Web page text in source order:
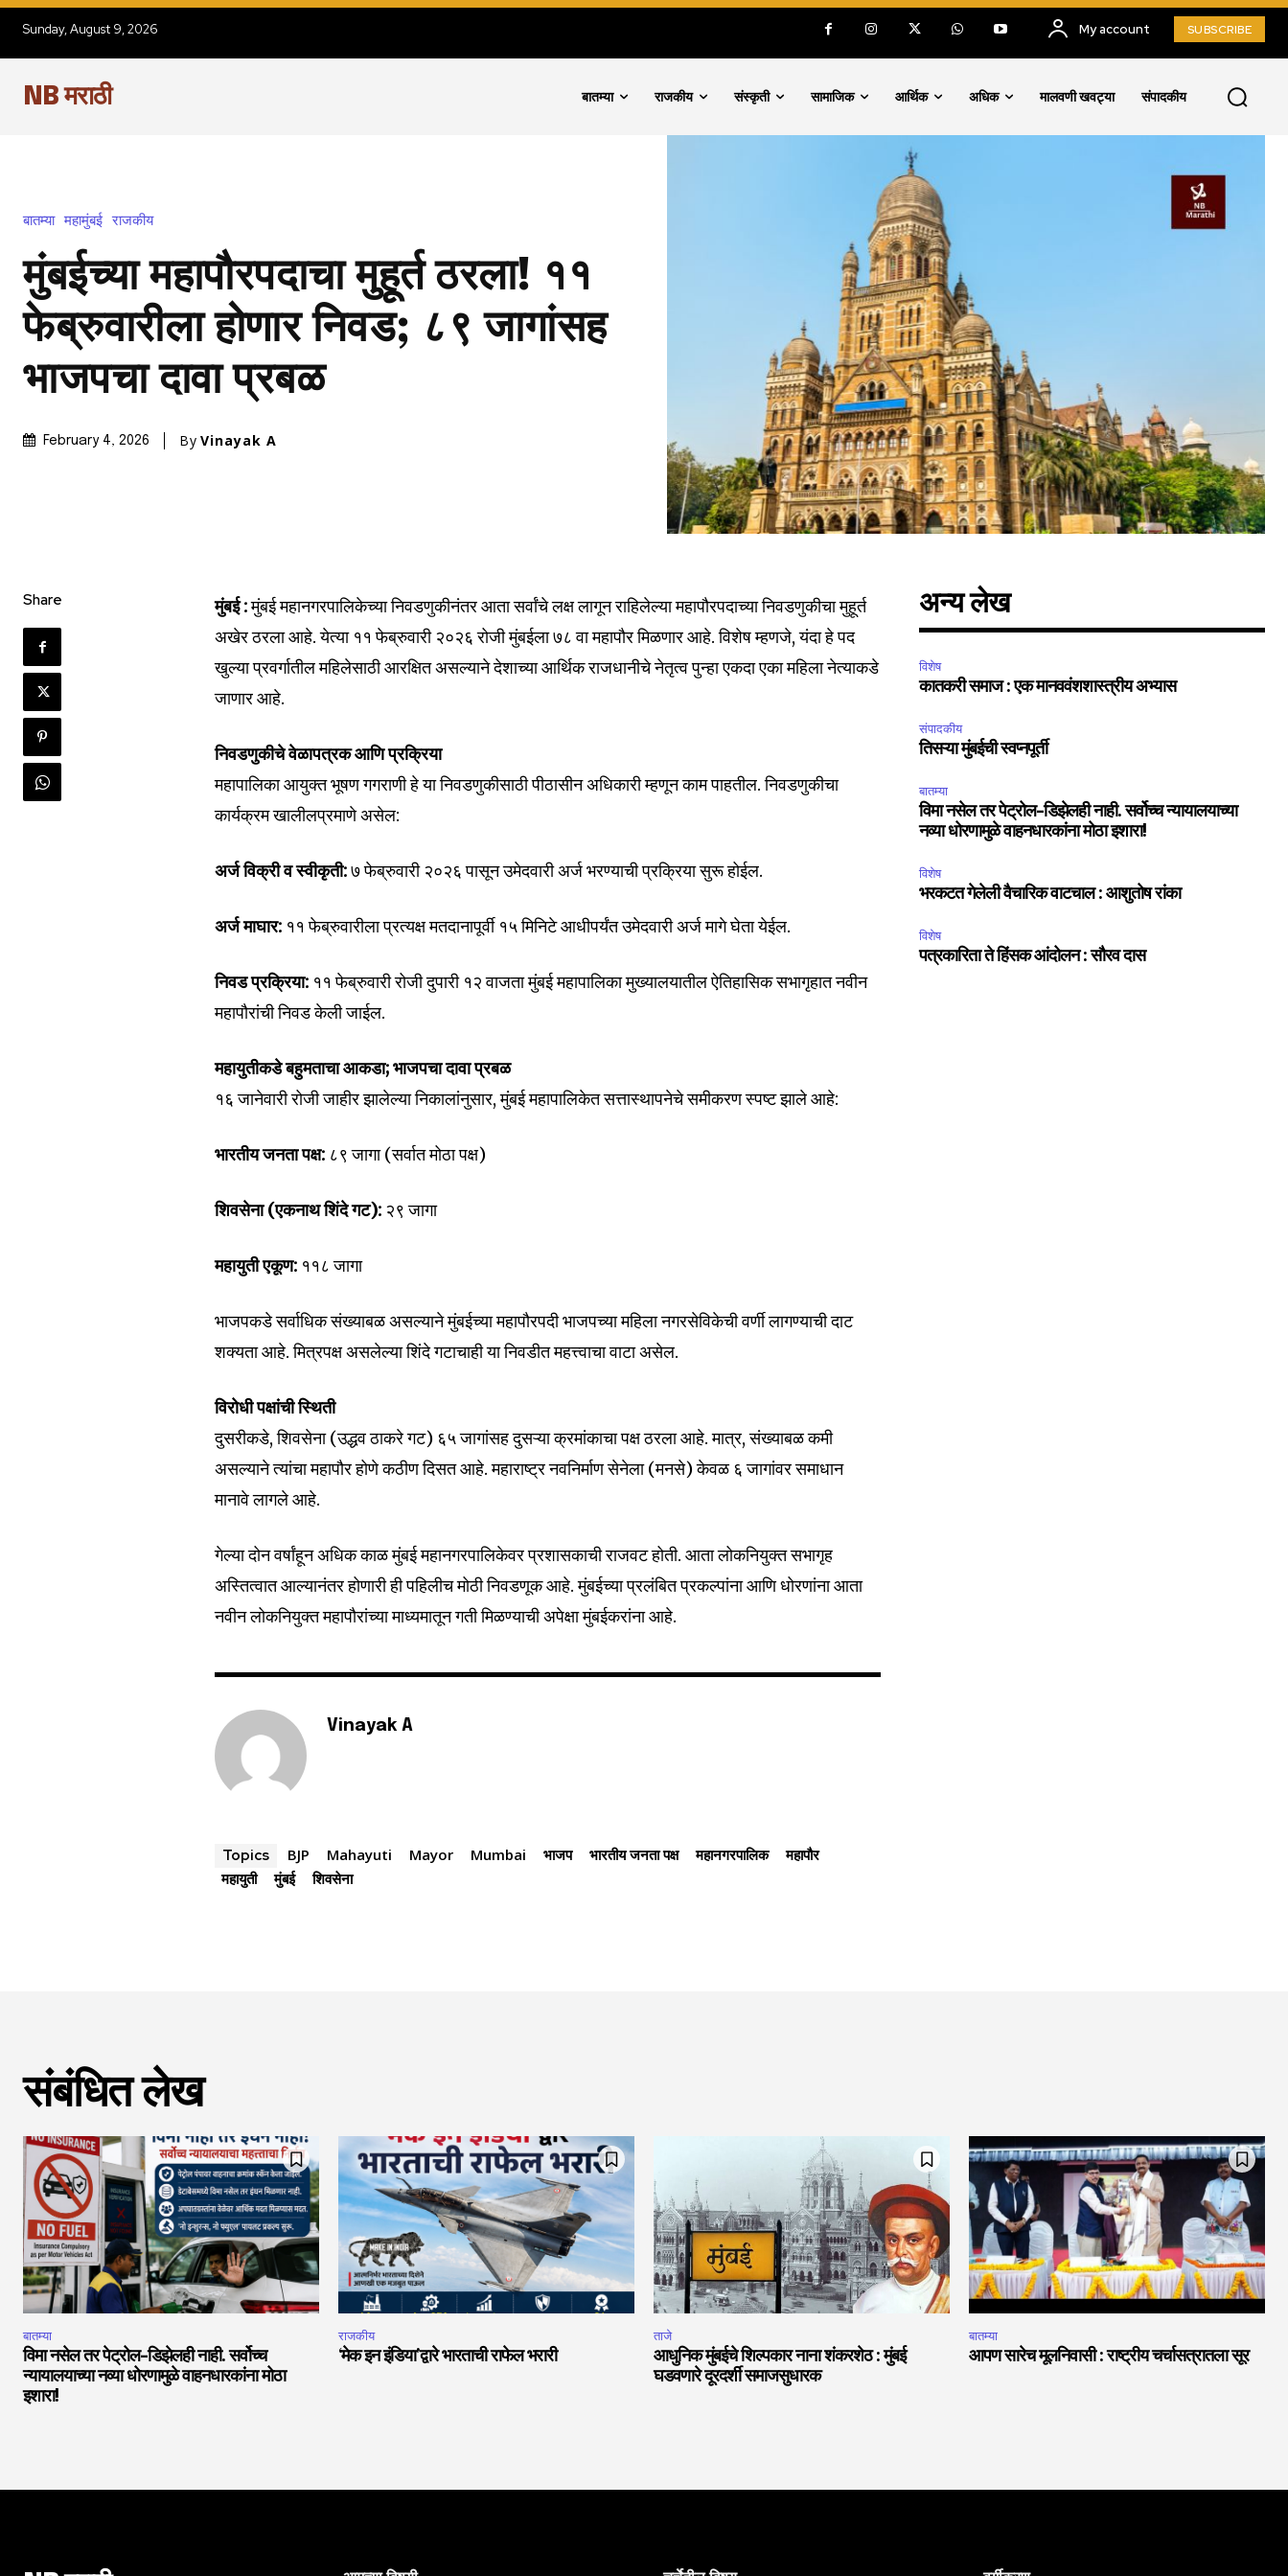
Join our community of
SUBSCRIBERS and be part
of the conversation.
the subscribe button below. Don't worry, we respect your privacy and
won't spam your inbox. Your information is safe with us.
6,300
Sunday, August 9, 2026 My account SUBSCRIBE
NB मराठी बातम्या राजकीय संस्कृती सामाजिक आर्थिक अधिक मालवणी खवट्या संपादकीय
बातम्या महामुंबई राजकीय
मुंबईच्या महापौरपदाचा मुहूर्त ठरला! ११
फेब्रुवारीला होणार निवड; ८९ जागांसह
भाजपचा दावा प्रबळ
February 4, 2026 By Vinayak A
Share मुंबई :मुंबई महानगरपालिकेच्या निवडणुकीनंतर आता सर्वांचे लक्ष लागून राहिलेल्या महापौरपदाच्या निवडणुकीचा मुहूर्त
अखेर ठरला आहे. येत्या ११ फेब्रुवारी २०२६ रोजी मुंबईला ७८ वा महापौर मिळणार आहे. विशेष म्हणजे, यंदा हे पद
खुल्या प्रवर्गातील महिलेसाठी आरक्षित असल्याने देशाच्या आर्थिक राजधानीचे नेतृत्व पुन्हा एकदा एका महिला नेत्याकडे
जाणार आहे.
निवडणुकीचे वेळापत्रक आणि प्रक्रिया
महापालिका आयुक्त भूषण गगराणी हे या निवडणुकीसाठी पीठासीन अधिकारी म्हणून काम पाहतील. निवडणुकीचा
कार्यक्रम खालीलप्रमाणे असेल:
अर्ज विक्री व स्वीकृती:७ फेब्रुवारी २०२६ पासून उमेदवारी अर्ज भरण्याची प्रक्रिया सुरू होईल.
अर्ज माघार: ११ फेब्रुवारीला प्रत्यक्ष मतदानापूर्वी १५ मिनिटे आधीपर्यंत उमेदवारी अर्ज मागे घेता येईल.
निवड प्रक्रिया: ११ फेब्रुवारी रोजी दुपारी १२ वाजता मुंबई महापालिका मुख्यालयातील ऐतिहासिक सभागृहात नवीन
महापौरांची निवड केली जाईल.
महायुतीकडे बहुमताचा आकडा; भाजपचा दावा प्रबळ
१६ जानेवारी रोजी जाहीर झालेल्या निकालांनुसार, मुंबई महापालिकेत सत्तास्थापनेचे समीकरण स्पष्ट झाले आहे:
भारतीय जनता पक्ष: ८९ जागा (सर्वात मोठा पक्ष)
शिवसेना (एकनाथ शिंदे गट): २९ जागा
महायुती एकूण: ११८ जागा
भाजपकडे सर्वाधिक संख्याबळ असल्याने मुंबईच्या महापौरपदी भाजपच्या महिला नगरसेविकेची वर्णी लागण्याची दाट
शक्यता आहे. मित्रपक्ष असलेल्या शिंदे गटाचाही या निवडीत महत्त्वाचा वाटा असेल.
विरोधी पक्षांची स्थिती
दुसरीकडे, शिवसेना (उद्धव ठाकरे गट) ६५ जागांसह दुसऱ्या क्रमांकाचा पक्ष ठरला आहे. मात्र, संख्याबळ कमी
असल्याने त्यांचा महापौर होणे कठीण दिसत आहे. महाराष्ट्र नवनिर्माण सेनेला (मनसे) केवळ ६ जागांवर समाधान
मानावे लागले आहे.
गेल्या दोन वर्षांहून अधिक काळ मुंबई महानगरपालिकेवर प्रशासकाची राजवट होती. आता लोकनियुक्त सभागृह
अस्तित्वात आल्यानंतर होणारी ही पहिलीच मोठी निवडणूक आहे. मुंबईच्या प्रलंबित प्रकल्पांना आणि धोरणांना आता
नवीन लोकनियुक्त महापौरांच्या माध्यमातून गती मिळण्याची अपेक्षा मुंबईकरांना आहे.
Vinayak A
Topics BJP Mahayuti Mayor Mumbai भाजप भारतीय जनता पक्ष महानगरपालिक
महापौर
महायुती
मुंबई शिवसेना
अन्य लेख
विशेष
कातकरी समाज : एक मानववंशशास्त्रीय अभ्यास
संपादकीय
तिसऱ्या मुंबईची स्वप्नपूर्ती
बातम्या
विमा नसेल तर पेट्रोल-डिझेलही नाही. सर्वोच्च न्यायालयाच्या
नव्या धोरणामुळे वाहनधारकांना मोठा इशारा!
विशेष
भरकटत गेलेली वैचारिक वाटचाल : आशुतोष रांका
विशेष
पत्रकारिता ते हिंसक आंदोलन : सौरव दास
संबंधित लेख
बातम्या
विमा नसेल तर पेट्रोल-डिझेलही नाही. सर्वोच्च
न्यायालयाच्या नव्या धोरणामुळे वाहनधारकांना मोठा
इशारा!
राजकीय
‘मेक इन इंडिया’द्वारे भारताची राफेल भरारी
ताजे
आधुनिक मुंबईचे शिल्पकार नाना शंकरशेठ : मुंबई
घडवणारे दूरदर्शी समाजसुधारक
बातम्या
आपण सारेच मूलनिवासी : राष्ट्रीय चर्चासत्रातला सूर